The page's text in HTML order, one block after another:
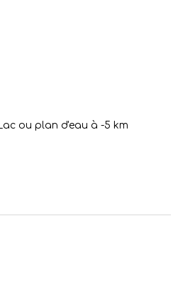
Lac ou plan d'eau à -5 km